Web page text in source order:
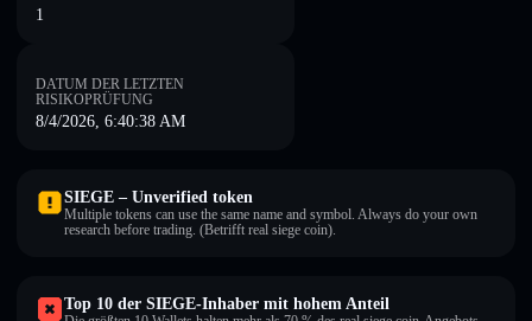
1
DATUM DER LETZTEN
RISIKOPRÜFUNG
8/4/2026, 6:40:38 AM
SIEGE – Unverified token
Multiple tokens can use the same name and symbol. Always do your own
research before trading. (Betrifft real siege coin).
Top 10 der SIEGE-Inhaber mit hohem Anteil